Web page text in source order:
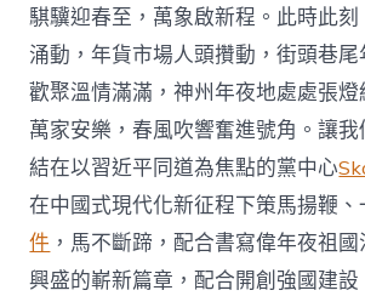
騏驥迎春至，萬象啟新程。此時此
涌動，年貨市場人頭攢動，街頭巷
歡聚溫情滿滿，神州年夜地處處張
萬家安樂，春風吹響奮進號角。讓我
結在以習近平同道為焦點的黨中心
在中國式現代化新征程下策馬揚鞭
件 ，馬不斷蹄，配合書寫偉年夜祖
興盛的嶄新篇章，配合開創強國建